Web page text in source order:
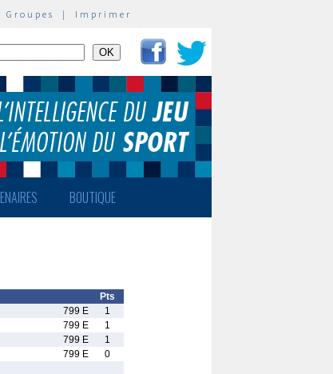
Groupes | Imprimer
BOUTIQUE
Pts
799 E
1
799 E
1
799 E
1
799 E
0